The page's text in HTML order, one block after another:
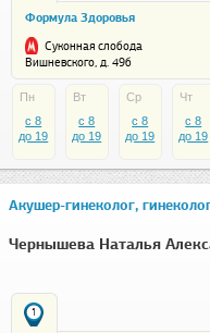
Формула Здоровья
Суконная слобода
Вишневского, д. 49б
Пн
c 8
до 19
Вт
c 8
до 19
Ср
c 8
до 19
Чт
c 8
до 19
Акушер-гинеколог,
Чернышева Наталья
1